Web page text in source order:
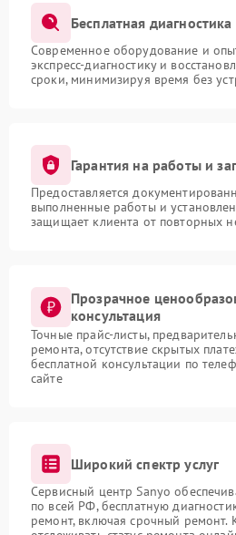
Бесплатная
Современное оборудование и
экспресс-диагностику и
сроки, минимизируя время без
Гарантия на работы и
Предоставляется
выполненные работы и
защищает клиента от повторных
Прозрачное
консультация
Точные прайс-листы,
ремонта, отсутствие скрытых
бесплатной консультации по
сайте
Широкий спектр услуг
Сервисный центр Sanyo
по всей РФ, бесплатную
ремонт, включая срочный ремонт.